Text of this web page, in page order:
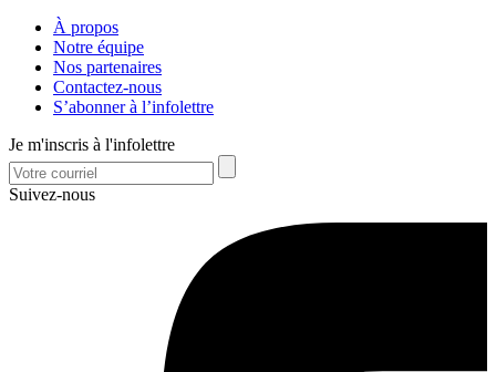
À propos
Notre équipe
Nos partenaires
Contactez-nous
S’abonner à l’infolettre
Je m'inscris à l'infolettre
Suivez-nous